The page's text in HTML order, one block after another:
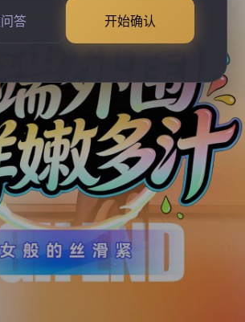
答 开始确认